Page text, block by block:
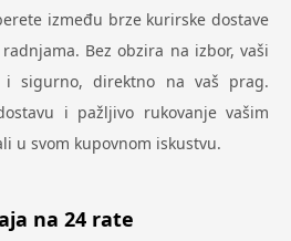
između brze kurirske dostave
Bez obzira na izbor, vaši
sigurno, direktno na vaš prag.
i pažljivo rukovanje vašim
u svom kupovnom iskustvu.
na 24 rate